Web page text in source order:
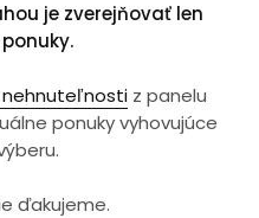
je zverejňovať len
nehnuteľnosti z panelu
ponuky vyhovujúce
ďakujeme.